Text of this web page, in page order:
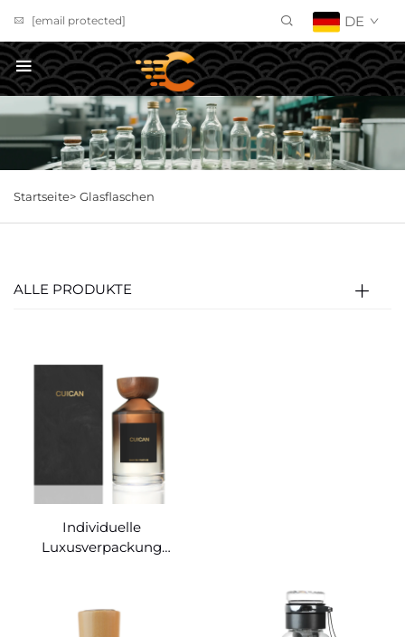
[email protected] DE
Angebot anfordern
Startseite> Glasflaschen
ALLE PRODUKTE
Individuelle
Luxusverpackung
Parfümdiffusorglasflasche